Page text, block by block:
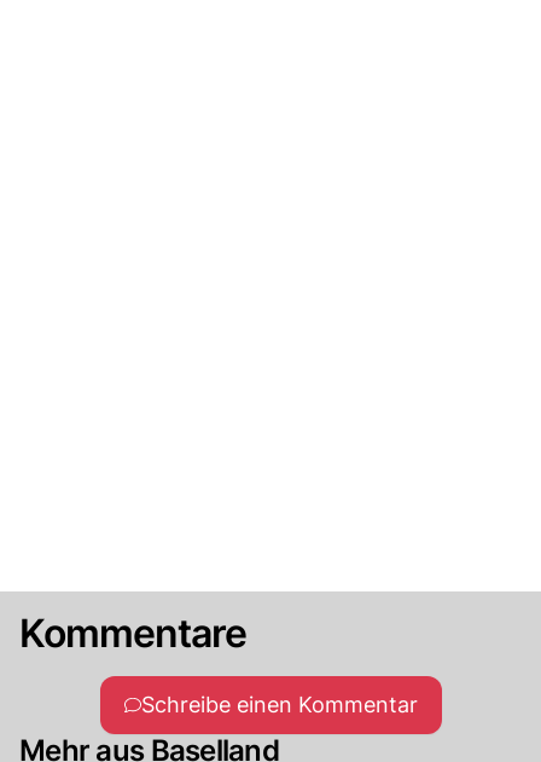
Kommentare
Schreibe einen Kommentar
Mehr aus Baselland